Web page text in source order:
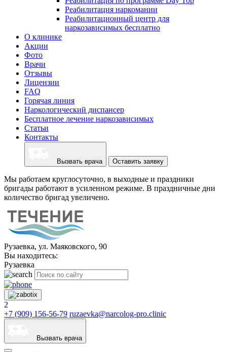
Реабилитация наркомании
Реабилитационный центр для
наркозависимых бесплатно
О клинике
Акции
Фото
Врачи
Отзывы
Лицензии
FAQ
Горячая линия
Наркологический диспансер
Бесплатное лечение наркозависимых
Статьи
Контакты
Вызвать врача Оставить заявку
Мы работаем круглосуточно, в выходные и праздники
бригады работают в усиленном режиме. В праздничные дни
количество бригад увеличено.
Рузаевка, ул. Маяковского, 90
Вы находитесь:
Рузаевка
2
+7 (909) 156-56-79 ruzaevka@narcolog-pro.clinic
Вызвать врача